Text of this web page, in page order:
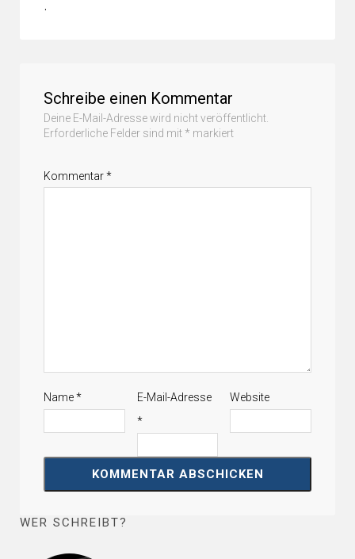
.
Schreibe einen Kommentar
Deine E-Mail-Adresse wird nicht veröffentlicht.
Erforderliche Felder sind mit * markiert
Kommentar*
Name*
E-Mail-Adresse
*
Website
WER SCHREIBT?